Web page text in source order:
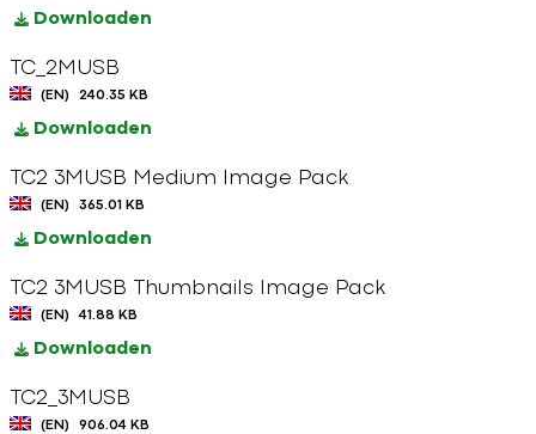
Downloaden
TC_2MUSB
(EN) 240.35 KB
Downloaden
TC2 3MUSB Medium Image Pack
(EN) 365.01 KB
Downloaden
TC2 3MUSB Thumbnails Image Pack
(EN) 41.88 KB
Downloaden
TC2_3MUSB
(EN) 906.04 KB